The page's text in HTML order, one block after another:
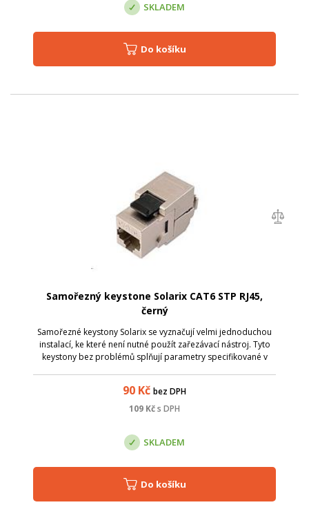
SKLADEM
Do košíku
Samořezný keystone Solarix CAT6 STP RJ45,
černý
Samořezné keystony Solarix se vyznačují velmi jednoduchou
instalací, ke které není nutné použít zařezávací nástroj. Tyto
keystony bez problémů splňují parametry specifikované v
90 Kč bez DPH
109 Kčs DPH
SKLADEM
Do košíku